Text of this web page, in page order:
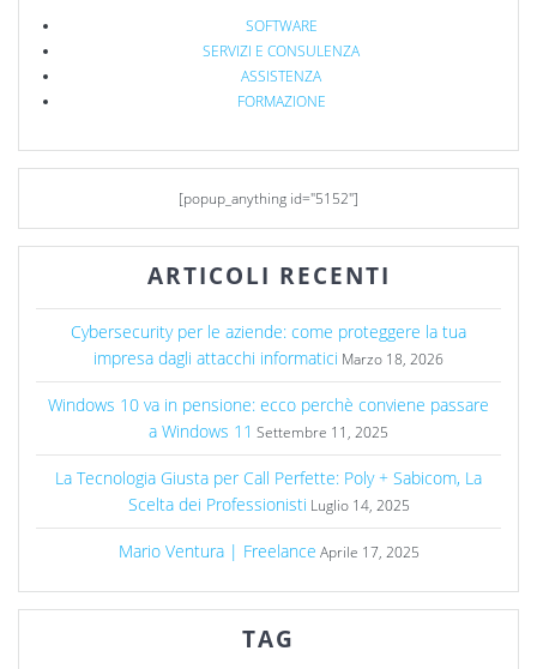
SOFTWARE
SERVIZI E CONSULENZA
ASSISTENZA
FORMAZIONE
[popup_anything id="5152"]
ARTICOLI RECENTI
Cybersecurity per le aziende: come proteggere la tua
impresa dagli attacchi informatici Marzo 18, 2026
Windows 10 va in pensione: ecco perchè conviene passare
a Windows 11 Settembre 11, 2025
La Tecnologia Giusta per Call Perfette: Poly + Sabicom, La
Scelta dei Professionisti Luglio 14, 2025
Mario Ventura | Freelance Aprile 17, 2025
TAG